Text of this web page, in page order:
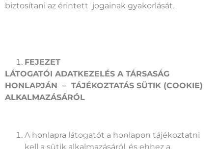
biztosítani az érintett jogainak gyakorlását.
FEJEZET
LÁTOGATÓI ADATKEZELÉS A TÁRSASÁG
HONLAPJÁN – TÁJÉKOZTATÁS SÜTIK (COOKIE)
ALKALMAZÁSÁRÓL
A honlapra látogatót a honlapon tájékoztatni
kell a sütik alkalmazásáról, és ehhez a